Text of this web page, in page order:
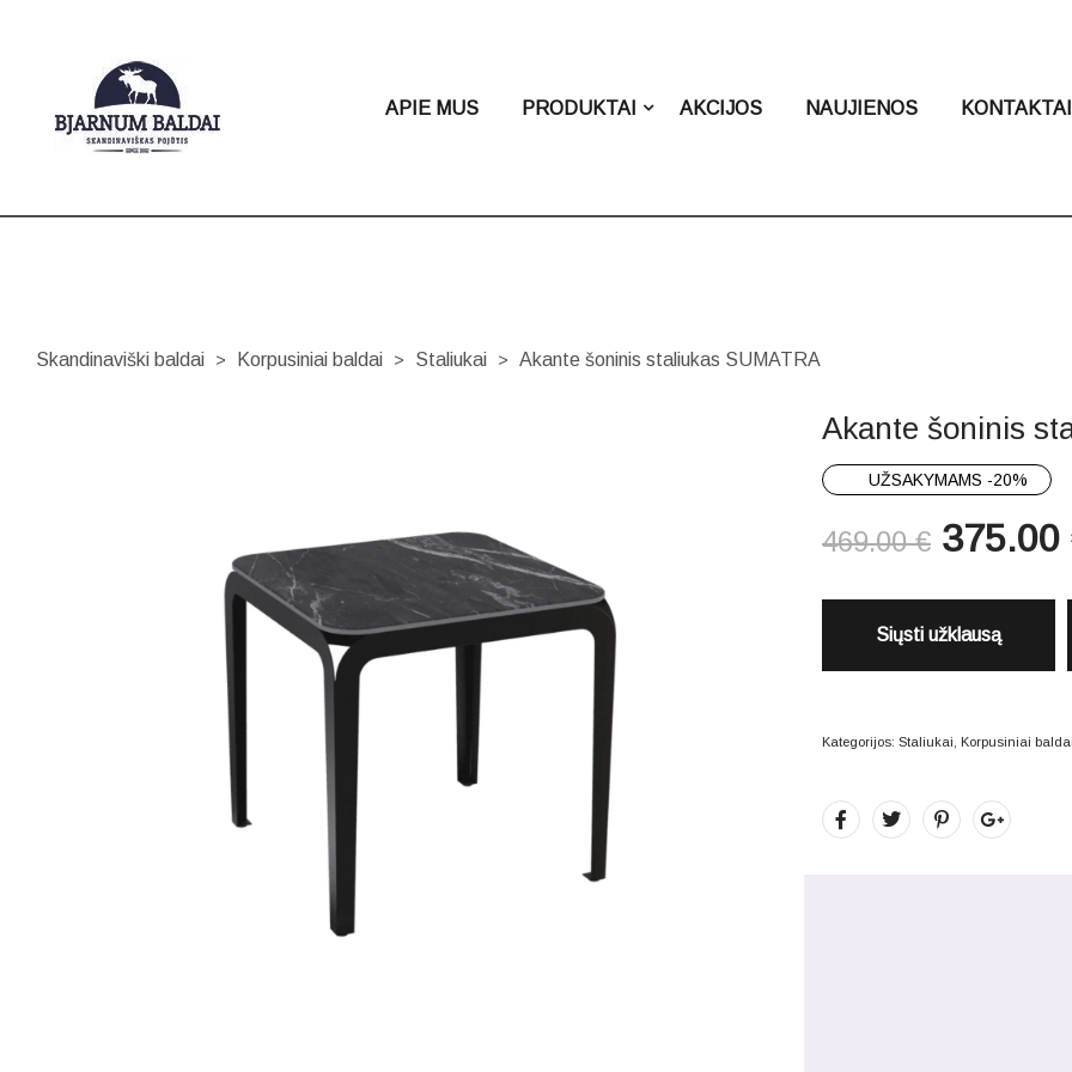
APIE MUS PRODUKTAI AKCIJOS NAUJIENOS KONTAKTAI
Skandinaviški baldai > Korpusiniai baldai > Staliukai > Akante šoninis staliukas SUMATRA
Akante šoninis
UŽSAKYMAMS -20%
469.00€ 375.00
Siųsti užklausą
Kategorijos: Staliukai Korpusiniai